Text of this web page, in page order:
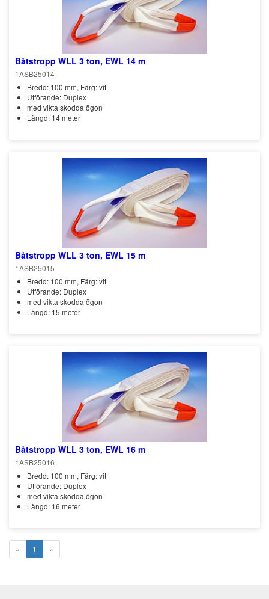
Båtstropp WLL 3 ton, EWL 14 m
1ASB25014
Bredd: 100 mm, Färg: vit
Utförande: Duplex
med vikta skodda ögon
Längd: 14 meter
Båtstropp WLL 3 ton, EWL 15 m
1ASB25015
Bredd: 100 mm, Färg: vit
Utförande: Duplex
med vikta skodda ögon
Längd: 15 meter
Båtstropp WLL 3 ton, EWL 16 m
1ASB25016
Bredd: 100 mm, Färg: vit
Utförande: Duplex
med vikta skodda ögon
Längd: 16 meter
« 1 »